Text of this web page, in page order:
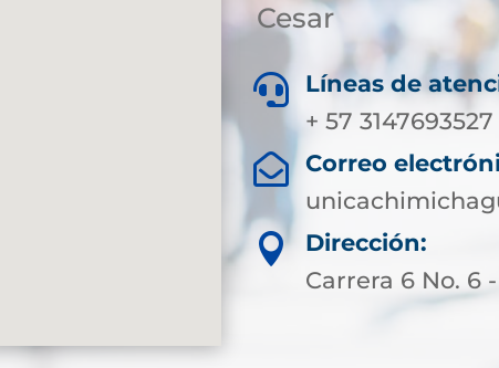
Cesar

Líneas de
+ 57 3147693527

Correo

Dirección:
Carrera 6 No. 6